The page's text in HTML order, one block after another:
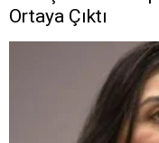
Ortaya Çıktı